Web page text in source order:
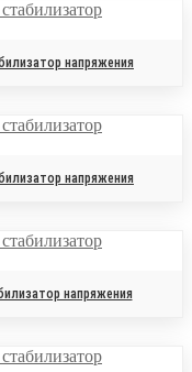
напряжения
напряжения
напряжения